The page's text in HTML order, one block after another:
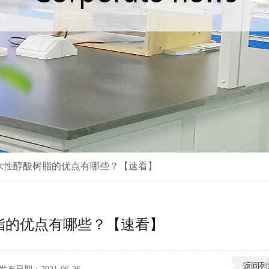
性醇酸树脂的优点有哪些？【速看】
优点有哪些？【速看】